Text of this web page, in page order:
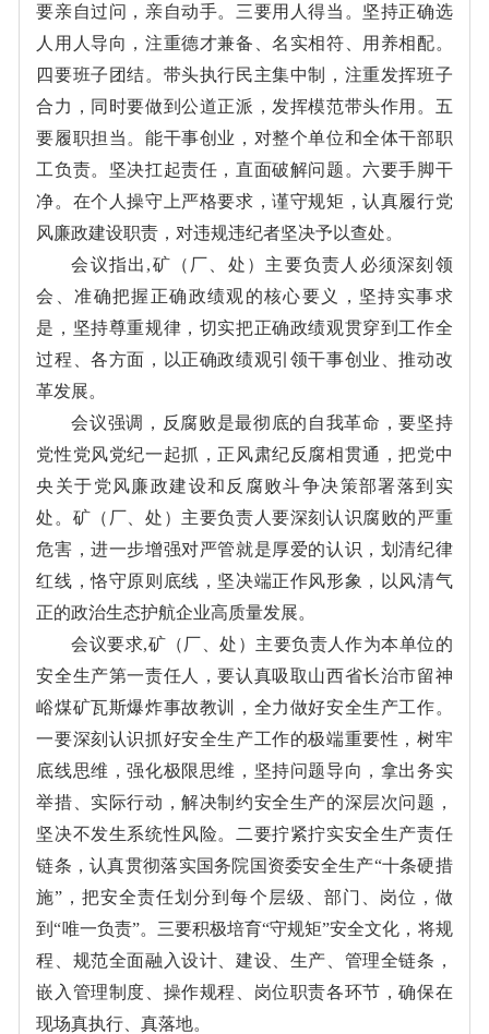
要亲自过问，亲自动手。三要用人得当。坚持正确选
人用人导向，注重德才兼备、名实相符、用养相配。
四要班子团结。带头执行民主集中制，注重发挥班子
合力，同时要做到公道正派，发挥模范带头作用。五
要履职担当。能干事创业，对整个单位和全体干部职
工负责。坚决扛起责任，直面破解问题。六要手脚干
净。在个人操守上严格要求，谨守规矩，认真履行党
风廉政建设职责，对违规违纪者坚决予以查处。
会议指出,矿（厂、处）主要负责人必须深刻领
会、准确把握正确政绩观的核心要义，坚持实事求
是，坚持尊重规律，切实把正确政绩观贯穿到工作全
过程、各方面，以正确政绩观引领干事创业、推动改
革发展。
会议强调，反腐败是最彻底的自我革命，要坚持
党性党风党纪一起抓，正风肃纪反腐相贯通，把党中
央关于党风廉政建设和反腐败斗争决策部署落到实
处。矿（厂、处）主要负责人要深刻认识腐败的严重
危害，进一步增强对严管就是厚爱的认识，划清纪律
红线，恪守原则底线，坚决端正作风形象，以风清气
正的政治生态护航企业高质量发展。
会议要求,矿（厂、处）主要负责人作为本单位的
安全生产第一责任人，要认真吸取山西省长治市留神
峪煤矿瓦斯爆炸事故教训，全力做好安全生产工作。
一要深刻认识抓好安全生产工作的极端重要性，树牢
底线思维，强化极限思维，坚持问题导向，拿出务实
举措、实际行动，解决制约安全生产的深层次问题，
坚决不发生系统性风险。二要拧紧拧实安全生产责任
链条，认真贯彻落实国务院国资委安全生产“十条硬措
施”，把安全责任划分到每个层级、部门、岗位，做
到“唯一负责”。三要积极培育“守规矩”安全文化，将规
程、规范全面融入设计、建设、生产、管理全链条，
嵌入管理制度、操作规程、岗位职责各环节，确保在
现场真执行、真落地。